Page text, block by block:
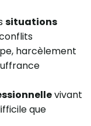
situations
harcèlement
vivant
que